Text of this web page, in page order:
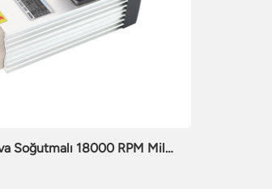
Soğutmalı 18000 RPM Mil